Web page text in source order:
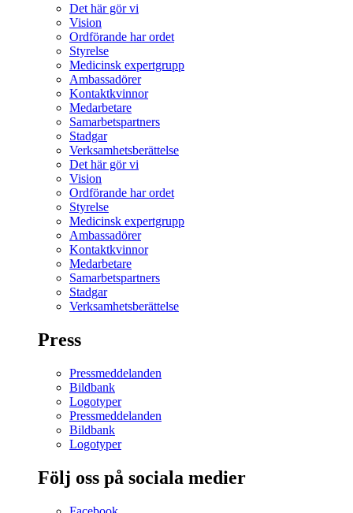
Det här gör vi
Vision
Ordförande har ordet
Styrelse
Medicinsk expertgrupp
Ambassadörer
Kontaktkvinnor
Medarbetare
Samarbetspartners
Stadgar
Verksamhetsberättelse
Det här gör vi
Vision
Ordförande har ordet
Styrelse
Medicinsk expertgrupp
Ambassadörer
Kontaktkvinnor
Medarbetare
Samarbetspartners
Stadgar
Verksamhetsberättelse
Press
Pressmeddelanden
Bildbank
Logotyper
Pressmeddelanden
Bildbank
Logotyper
Följ oss på sociala medier